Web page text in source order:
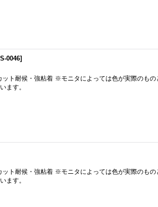
0046]
ト耐候・強粘着 ※モニタによっては色が実際のもの
ます。
ト耐候・強粘着 ※モニタによっては色が実際のもの
ます。